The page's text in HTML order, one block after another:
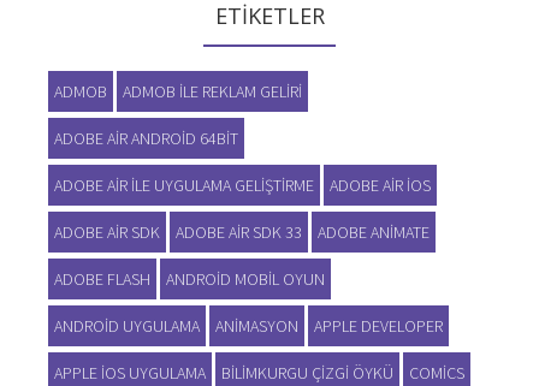
ETIKETLER
ADMOB ADMOB ILE REKLAM GELIRI
ADOBE AIR ANDROID 64BIT
ADOBE AIR ILE UYGULAMA GELIŞTIRME ADOBE AIR IOS
ADOBE AIR SDK ADOBE AIR SDK 33 ADOBE ANIMATE
ADOBE FLASH ANDROID MOBIL OYUN
ANDROID UYGULAMA ANIMASYON APPLE DEVELOPER
APPLE IOS UYGULAMA BILIMKURGU ÇIZGI ÖYKÜ COMICS